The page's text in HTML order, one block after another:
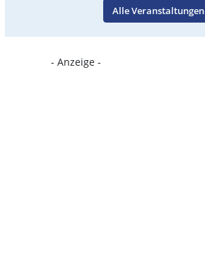
Alle Veranstaltungen
- Anzeige -